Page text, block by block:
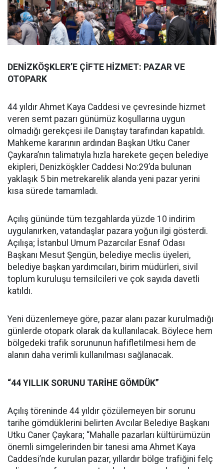
DENİZKÖŞKLER’E ÇİFTE HİZMET: PAZAR VE
OTOPARK
44 yıldır Ahmet Kaya Caddesi ve çevresinde hizmet
veren semt pazarı günümüz koşullarına uygun
olmadığı gerekçesi ile Danıştay tarafından kapatıldı.
Mahkeme kararının ardından Başkan Utku Caner
Çaykara’nın talimatıyla hızla harekete geçen belediye
ekipleri, Denizköşkler Caddesi No:29’da bulunan
yaklaşık 5 bin metrekarelik alanda yeni pazar yerini
kısa sürede tamamladı.
Açılış gününde tüm tezgahlarda yüzde 10 indirim
uygulanırken, vatandaşlar pazara yoğun ilgi gösterdi.
Açılışa; İstanbul Umum Pazarcılar Esnaf Odası
Başkanı Mesut Şengün, belediye meclis üyeleri,
belediye başkan yardımcıları, birim müdürleri, sivil
toplum kuruluşu temsilcileri ve çok sayıda davetli
katıldı.
Yeni düzenlemeye göre, pazar alanı pazar kurulmadığı
günlerde otopark olarak da kullanılacak. Böylece hem
bölgedeki trafik sorununun hafifletilmesi hem de
alanın daha verimli kullanılması sağlanacak.
“44 YILLIK SORUNU TARİHE GÖMDÜK”
Açılış töreninde 44 yıldır çözülemeyen bir sorunu
tarihe gömdüklerini belirten Avcılar Belediye Başkanı
Utku Caner Çaykara; “Mahalle pazarları kültürümüzün
önemli simgelerinden bir tanesi ama Ahmet Kaya
Caddesi’nde kurulan pazar, yıllardır bölge trafiğini felç